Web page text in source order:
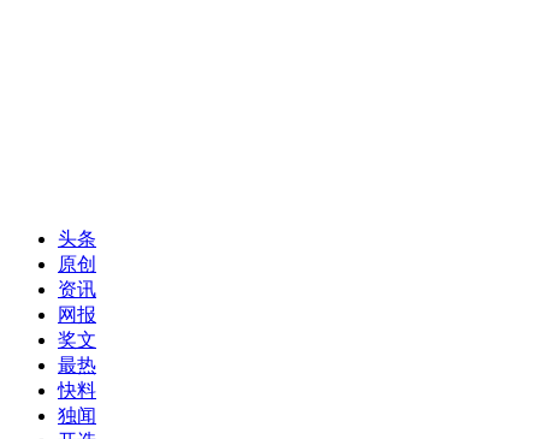
头条
原创
资讯
网报
奖文
最热
快料
独闻